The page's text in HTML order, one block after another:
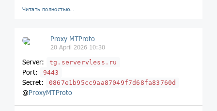
Читать полностью…
Proxy MTProto
20 April 2026 10:30
Server: tg.servervless.ru
Port: 9443
Secret: 0867e1b95cc9aa87049f7d68fa83760d
@ProxyMTProto